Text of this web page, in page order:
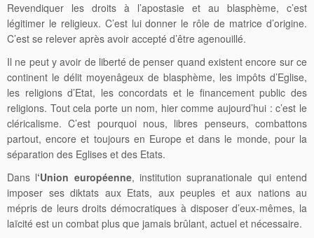
Revendiquer les droits à l’apostasie et au blasphème, c’est
légitimer le religieux. C’est lui donner le rôle de matrice d’origine.
C’est se relever après avoir accepté d’être agenouillé.
Il ne peut y avoir de liberté de penser quand existent encore sur ce
continent le délit moyenâgeux de blasphème, les impôts d’Eglise,
les religions d’Etat, les concordats et le financement public des
religions. Tout cela porte un nom, hier comme aujourd’hui : c’est le
cléricalisme. C’est pourquoi nous, libres penseurs, combattons
partout, encore et toujours en Europe et dans le monde, pour la
séparation des Eglises et des Etats.
Dans l‘Union européenne, institution supranationale qui entend
imposer ses diktats aux Etats, aux peuples et aux nations au
mépris de leurs droits démocratiques à disposer d’eux-mêmes, la
laïcité est un combat plus que jamais brûlant, actuel et nécessaire.